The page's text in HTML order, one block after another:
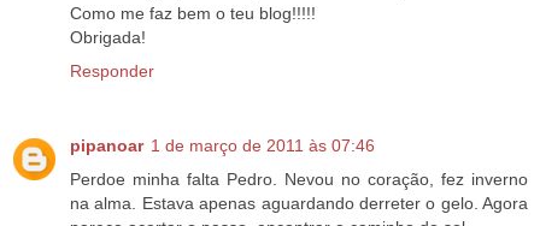
Como me faz bem o teu blog!!!!!
Obrigada!
Responder
pipanoar 1 de março de 2011 às 07:46
Perdoe minha falta Pedro. Nevou no coração, fez inverno
na alma. Estava apenas aguardando derreter o gelo. Agora